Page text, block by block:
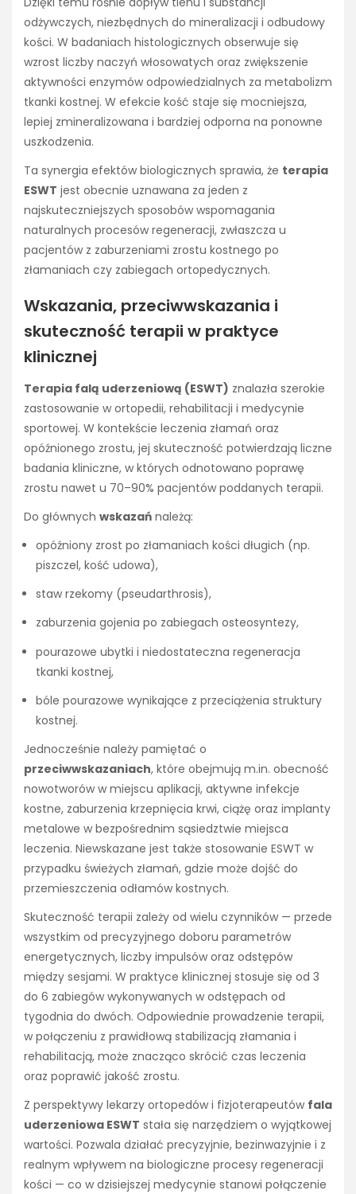
odżywczych, niezbędnych do mineralizacji i odbudowy
kości. W badaniach histologicznych obserwuje się
wzrost liczby naczyń włosowatych oraz zwiększenie
aktywności enzymów odpowiedzialnych za metabolizm
tkanki kostnej. W efekcie kość staje się mocniejsza,
lepiej zmineralizowana i bardziej odporna na ponowne
uszkodzenia.
Ta synergia efektów biologicznych sprawia, że terapia
ESWT jest obecnie uznawana za jeden z
najskuteczniejszych sposobów wspomagania
naturalnych procesów regeneracji, zwłaszcza u
pacjentów z zaburzeniami zrostu kostnego po
złamaniach czy zabiegach ortopedycznych.
Wskazania, przeciwwskazania i
skuteczność terapii w praktyce
klinicznej
Terapia falą uderzeniową (ESWT) znalazła szerokie
zastosowanie w ortopedii, rehabilitacji i medycynie
sportowej. W kontekście leczenia złamań oraz
opóźnionego zrostu, jej skuteczność potwierdzają liczne
badania kliniczne, w których odnotowano poprawę
zrostu nawet u 70–90% pacjentów poddanych terapii.
Do głównych wskazań należą:
opóźniony zrost po złamaniach kości długich (np.
piszczel, kość udowa),
staw rzekomy (pseudarthrosis),
zaburzenia gojenia po zabiegach osteosyntezy,
pourazowe ubytki i niedostateczna regeneracja
tkanki kostnej,
bóle pourazowe wynikające z przeciążenia struktury
kostnej.
Jednocześnie należy pamiętać o
przeciwwskazaniach, które obejmują m.in. obecność
nowotworów w miejscu aplikacji, aktywne infekcje
kostne, zaburzenia krzepnięcia krwi, ciążę oraz implanty
metalowe w bezpośrednim sąsiedztwie miejsca
leczenia. Niewskazane jest także stosowanie ESWT w
przypadku świeżych złamań, gdzie może dojść do
przemieszczenia odłamów kostnych.
Skuteczność terapii zależy od wielu czynników — przede
wszystkim od precyzyjnego doboru parametrów
energetycznych, liczby impulsów oraz odstępów
między sesjami. W praktyce klinicznej stosuje się od 3
do 6 zabiegów wykonywanych w odstępach od
tygodnia do dwóch. Odpowiednie prowadzenie terapii,
w połączeniu z prawidłową stabilizacją złamania i
rehabilitacją, może znacząco skrócić czas leczenia
oraz poprawić jakość zrostu.
Z perspektywy lekarzy ortopedów i fizjoterapeutów fala
uderzeniowa ESWT stała się narzędziem o wyjątkowej
wartości. Pozwala działać precyzyjnie, bezinwazyjnie i z
realnym wpływem na biologiczne procesy regeneracji
kości — co w dzisiejszej medycynie stanowi połączenie